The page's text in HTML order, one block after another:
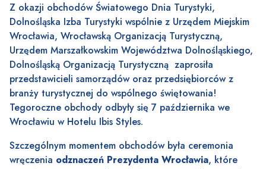
Z okazji obchodów Światowego Dnia Turystyki,
Dolnośląska Izba Turystyki wspólnie z Urzędem Miejskim
Wrocławia, Wrocławską Organizacją Turystyczną,
Urzędem Marszałkowskim Województwa Dolnośląskiego,
Dolnośląską Organizacją Turystyczną zaprosiła
przedstawicieli samorządów oraz przedsiębiorców z
branży turystycznej do wspólnego świętowania!
Tegoroczne obchody odbyły się 7 października we
Wrocławiu w Hotelu Ibis Styles.
Szczególnym momentem obchodów była ceremonia
wręczenia odznaczeń Prezydenta Wrocławia, które